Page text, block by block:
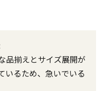
品揃えとサイズ展開が
いるため、急いでいる